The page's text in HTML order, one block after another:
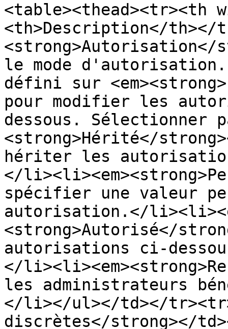
<table><thead><tr><th
<th>Description</th></
<strong>Autorisation</
le mode
défini sur
pour modifier les
dessous. Sélectionner
<strong>Hérité</
hériter les
</
spécifier une valeur
autorisation.</
<strong>Autorisé</
autorisations ci-
</
les administrateurs
</li></ul></td></
discrètes</strong></